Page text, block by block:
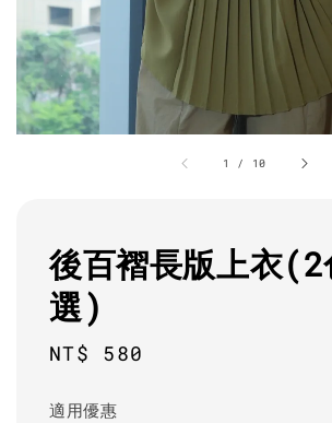
1 / 10
後百褶長版上衣(2
選)
Regular
NT$ 580
適用優惠